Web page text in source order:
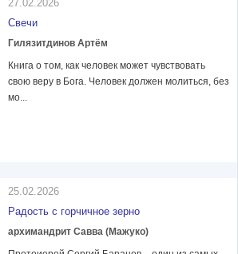
27.02.2026
Свечи
Гилязитдинов Артём
Книга о том, как человек может чувствовать
свою веру в Бога. Человек должен молиться, без
мо...
25.02.2026
Радость с горчичное зерно
архимандрит Савва (Мажуко)